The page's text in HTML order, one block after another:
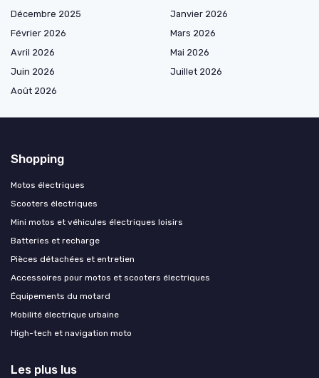
Décembre 2025
Janvier 2026
Février 2026
Mars 2026
Avril 2026
Mai 2026
Juin 2026
Juillet 2026
Août 2026
Shopping
Motos électriques
Scooters électriques
Mini motos et véhicules électriques loisirs
Batteries et recharge
Pièces détachées et entretien
Accessoires pour motos et scooters électriques
Équipements du motard
Mobilité électrique urbaine
High-tech et navigation moto
Les plus lus